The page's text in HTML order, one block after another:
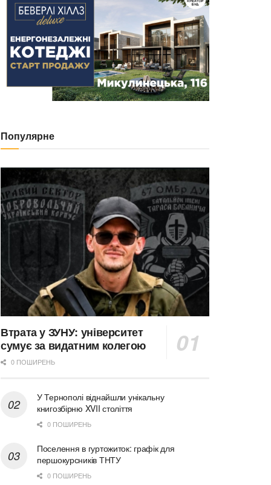
Популярне
Втрата у ЗУНУ: університет
сумує за видатним колегою
0 ПОШИРЕНЬ
У Тернополі віднайшли унікальну
книгозбірню XVII століття
0 ПОШИРЕНЬ
Поселення в гуртожиток: графік для
першокурсників ТНТУ
0 ПОШИРЕНЬ